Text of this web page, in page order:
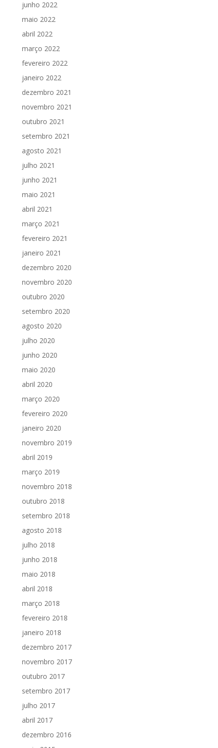
junho 2022
maio 2022
abril 2022
março 2022
fevereiro 2022
janeiro 2022
dezembro 2021
novembro 2021
outubro 2021
setembro 2021
agosto 2021
julho 2021
junho 2021
maio 2021
abril 2021
março 2021
fevereiro 2021
janeiro 2021
dezembro 2020
novembro 2020
outubro 2020
setembro 2020
agosto 2020
julho 2020
junho 2020
maio 2020
abril 2020
março 2020
fevereiro 2020
janeiro 2020
novembro 2019
abril 2019
março 2019
novembro 2018
outubro 2018
setembro 2018
agosto 2018
julho 2018
junho 2018
maio 2018
abril 2018
março 2018
fevereiro 2018
janeiro 2018
dezembro 2017
novembro 2017
outubro 2017
setembro 2017
julho 2017
abril 2017
dezembro 2016